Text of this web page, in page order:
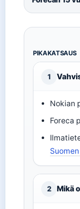
PIKAKATSAUS
1
Nokian
Foreca
2 Mikä